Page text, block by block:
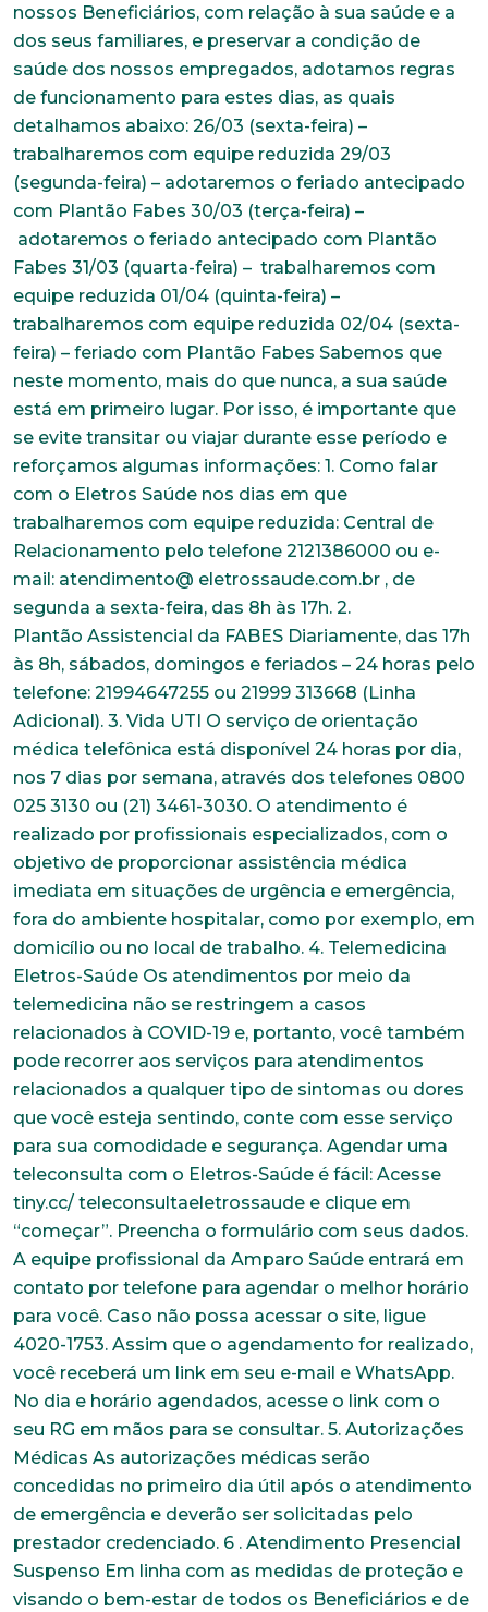
nossos Beneficiários, com relação à sua saúde e a
dos seus familiares, e preservar a condição de
saúde dos nossos empregados, adotamos regras
de funcionamento para estes dias, as quais
detalhamos abaixo: 26/03 (sexta-feira) –
trabalharemos com equipe reduzida 29/03
(segunda-feira) – adotaremos o feriado antecipado
com Plantão Fabes 30/03 (terça-feira) –
adotaremos o feriado antecipado com Plantão
Fabes 31/03 (quarta-feira) – trabalharemos com
equipe reduzida 01/04 (quinta-feira) –
trabalharemos com equipe reduzida 02/04 (sexta-
feira) – feriado com Plantão Fabes Sabemos que
neste momento, mais do que nunca, a sua saúde
está em primeiro lugar. Por isso, é importante que
se evite transitar ou viajar durante esse período e
reforçamos algumas informações: 1. Como falar
com o Eletros Saúde nos dias em que
trabalharemos com equipe reduzida: Central de
Relacionamento pelo telefone 2121386000 ou e-
mail: atendimento@ eletrossaude.com.br , de
segunda a sexta-feira, das 8h às 17h. 2.
Plantão Assistencial da FABES Diariamente, das 17h
às 8h, sábados, domingos e feriados – 24 horas pelo
telefone: 21994647255 ou 21999 313668 (Linha
Adicional). 3. Vida UTI O serviço de orientação
médica telefônica está disponível 24 horas por dia,
nos 7 dias por semana, através dos telefones 0800
025 3130 ou (21) 3461-3030. O atendimento é
realizado por profissionais especializados, com o
objetivo de proporcionar assistência médica
imediata em situações de urgência e emergência,
fora do ambiente hospitalar, como por exemplo, em
domicílio ou no local de trabalho. 4. Telemedicina
Eletros-Saúde Os atendimentos por meio da
telemedicina não se restringem a casos
relacionados à COVID-19 e, portanto, você também
pode recorrer aos serviços para atendimentos
relacionados a qualquer tipo de sintomas ou dores
que você esteja sentindo, conte com esse serviço
para sua comodidade e segurança. Agendar uma
teleconsulta com o Eletros-Saúde é fácil: Acesse
tiny.cc/ teleconsultaeletrossaude e clique em
“começar”. Preencha o formulário com seus dados.
A equipe profissional da Amparo Saúde entrará em
contato por telefone para agendar o melhor horário
para você. Caso não possa acessar o site, ligue
4020-1753. Assim que o agendamento for realizado,
você receberá um link em seu e-mail e WhatsApp.
No dia e horário agendados, acesse o link com o
seu RG em mãos para se consultar. 5. Autorizações
Médicas As autorizações médicas serão
concedidas no primeiro dia útil após o atendimento
de emergência e deverão ser solicitadas pelo
prestador credenciado. 6 . Atendimento Presencial
Suspenso Em linha com as medidas de proteção e
visando o bem-estar de todos os Beneficiários e de